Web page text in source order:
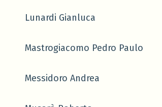
Lunardi Gianluca
Mastrogiacomo Pedro Paulo
Messidoro Andrea